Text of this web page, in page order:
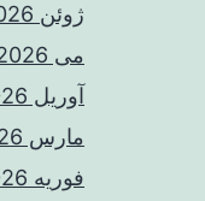
ژوئن 2026
می 2026
آوریل 2026
مارس 2026
فوریه 2026